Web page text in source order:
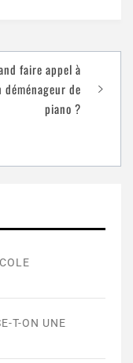
faire appel à
déménageur de
piano ?
T-ON UNE